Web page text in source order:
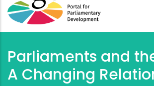
Parliaments and
A Changing